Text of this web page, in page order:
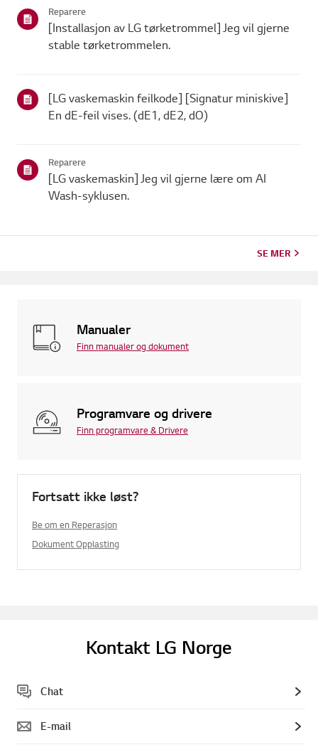
Reparere
[Installasjon av LG tørketrommel] Jeg vil gjerne
stable tørketrommelen.
[LG vaskemaskin feilkode] [Signatur miniskive]
En dE-feil vises. (dE1, dE2, dO)
Reparere
[LG vaskemaskin] Jeg vil gjerne lære om AI
Wash-syklusen.
SE MER
Manualer
Finn manualer og dokument
Programvare og drivere
Finn programvare & Drivere
Fortsatt ikke løst?
Be om en Reperasjon
Dokument Opplasting
Kontakt LG Norge
Chat
E-mail